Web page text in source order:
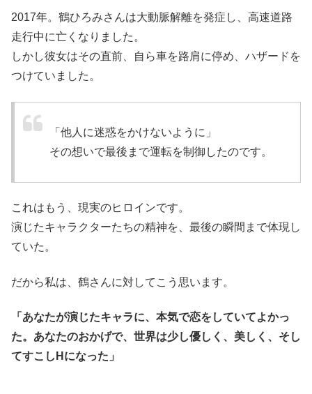
2017年。鶴ひろみさんは大動脈解離を発症し、高速道路
走行中に亡くなりました。
しかし彼女はその直前、自ら車を路肩に停め、ハザードを
つけていました。
「他人に迷惑をかけないように」
その想いで最後まで運転を制御したのです。
これはもう、現実のヒロインです。
演じたキャラクターたちの精神を、最後の瞬間まで体現し
ていた。
だから私は、鶴さんに対してこう思います。
「あなたが演じたキャラに、本気で恋をしていてよかっ
た。あなたのおかげで、世界は少し優しく、美しく、そし
てすこしHになった」